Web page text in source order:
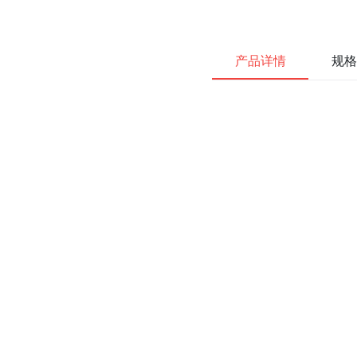
产品详情 规